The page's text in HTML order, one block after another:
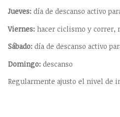
Jueves: día de descanso activo
Viernes: hacer ciclismo y correr,
Sábado: día de descanso activo
Domingo: descanso
Regularmente ajusto el nivel de